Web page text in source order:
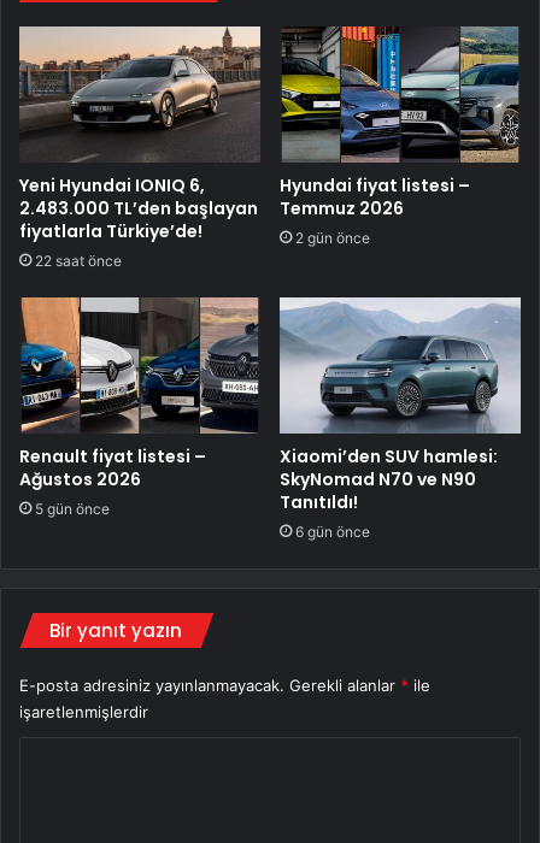
Yeni Hyundai IONIQ 6,
2.483.000 TL’den başlayan
fiyatlarla Türkiye’de!
22 saat önce
Hyundai fiyat listesi –
Temmuz 2026
2 gün önce
Renault fiyat listesi –
Ağustos 2026
5 gün önce
Xiaomi’den SUV hamlesi:
SkyNomad N70 ve N90
Tanıtıldı!
6 gün önce
Bir yanıt yazın
E-posta adresiniz yayınlanmayacak. Gerekli alanlar * ile
işaretlenmişlerdir